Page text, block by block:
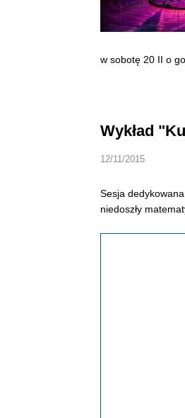
w sobotę 20 II o
Wykład
12/11/2015
Sesja
niedoszły